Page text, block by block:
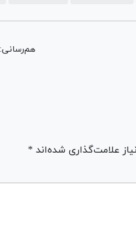
هم‌رسانی:
علامت‌گذاری شده‌اند *